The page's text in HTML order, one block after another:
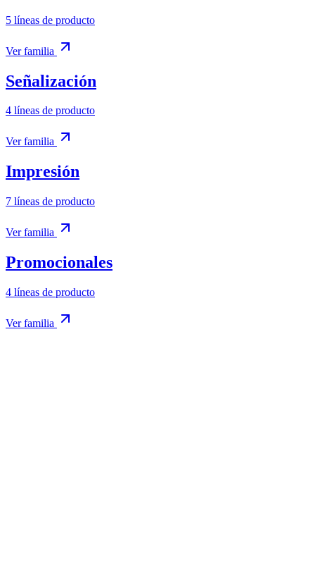
5 líneas de producto
Ver familia
Señalización
4 líneas de producto
Ver familia
Impresión
7 líneas de producto
Ver familia
Promocionales
4 líneas de producto
Ver familia